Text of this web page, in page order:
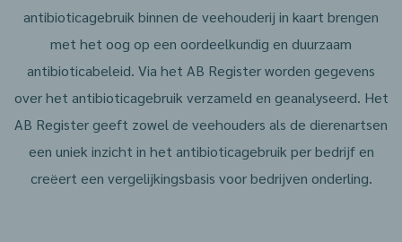
antibioticagebruik binnen de veehouderij in kaart brengen
met het oog op een oordeelkundig en duurzaam
antibioticabeleid. Via het AB Register worden gegevens
over het antibioticagebruik verzameld en geanalyseerd. Het
AB Register geeft zowel de veehouders als de dierenartsen
een uniek inzicht in het antibioticagebruik per bedrijf en
creëert een vergelijkingsbasis voor bedrijven onderling.